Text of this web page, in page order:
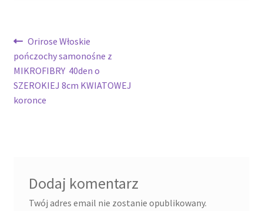
Nawigacja
wpisu
Poprzedni
wpis:
Orirose Włoskie
pończochy samonośne z
MIKROFIBRY 40den o
SZEROKIEJ 8cm KWIATOWEJ
koronce
Dodaj komentarz
Twój adres email nie zostanie opublikowany.